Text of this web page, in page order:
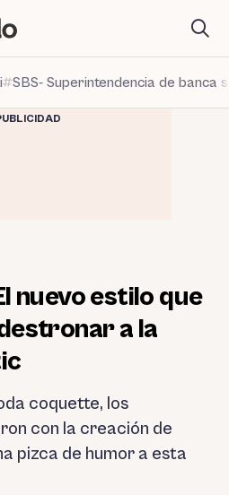
SBS- Superintendencia de banca
nuevo estilo que
a la
coquette, los
con la creación de
pizca de humor a esta